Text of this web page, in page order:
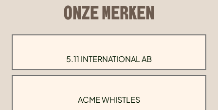
ONZE MERKEN
5.11 INTERNATIONAL AB
ACME WHISTLES